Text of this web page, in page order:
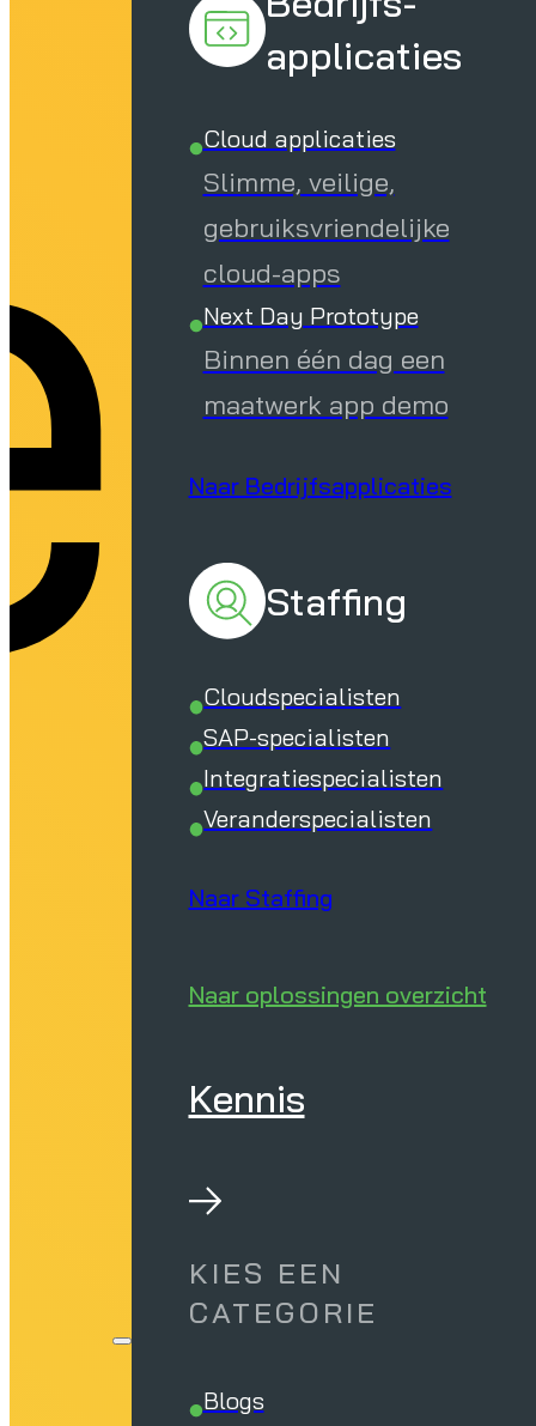
applicaties
Cloud applicaties
Slimme, veilige,
gebruiksvriendelijke
cloud-apps
Next Day Prototype
Binnen één dag een
maatwerk app demo
Naar Bedrijfsapplicaties
Staffing
Cloudspecialisten
SAP-specialisten
Integratiespecialisten
Veranderspecialisten
Naar Staffing
Naar oplossingen overzicht
Kennis
KIES EEN
CATEGORIE
Blogs